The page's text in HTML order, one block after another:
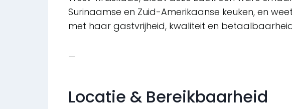
Surinaamse en Zuid-Amerikaanse keuken, en
met haar gastvrijheid, kwaliteit en
—
Locatie & Bereikbaarheid